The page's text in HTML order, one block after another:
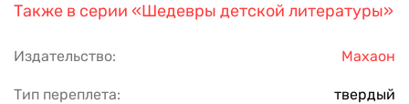
Также в серии «Шедевры детской литературы»
Издательство: Махаон
Тип переплета: твердый